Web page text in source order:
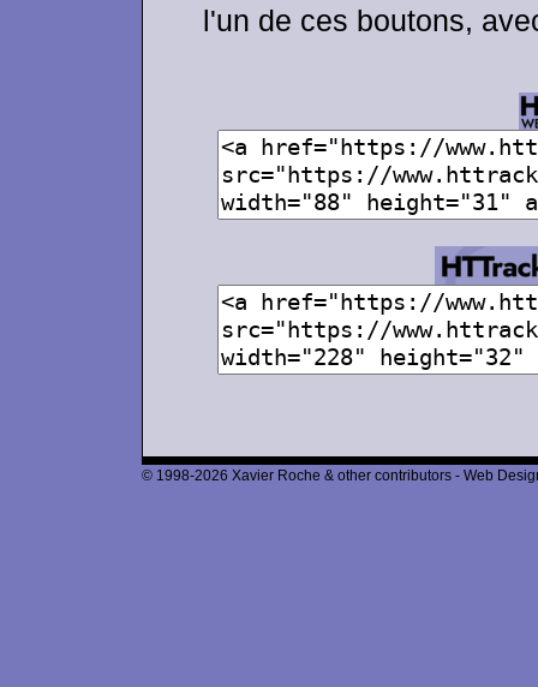
l'un de ces boutons,
© 1998-2026 Xavier Roche & other contributors - Web